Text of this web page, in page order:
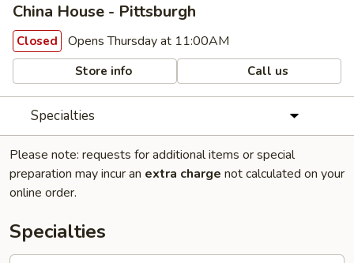
China House - Pittsburgh
Closed Opens Thursday at 11:00AM
Store info Call us
Specialties
Please note: requests for additional items or special
preparation may incur an extra charge not calculated on your
online order.
Specialties